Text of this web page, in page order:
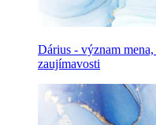
Dárius - význam
zaujímavosti